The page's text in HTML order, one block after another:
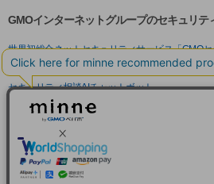
GMOインターネットグループのセキュリテ
世界初総合ネットセキュリティサービス「GMOセ
パスワード漏洩診断
Webサイトリスク診断
セキュリティ相談AIチャットボット
実在証明・盗聴対策
サイバー攻撃対策（GMO Flatt Security）
セキュリティ事業の軌跡